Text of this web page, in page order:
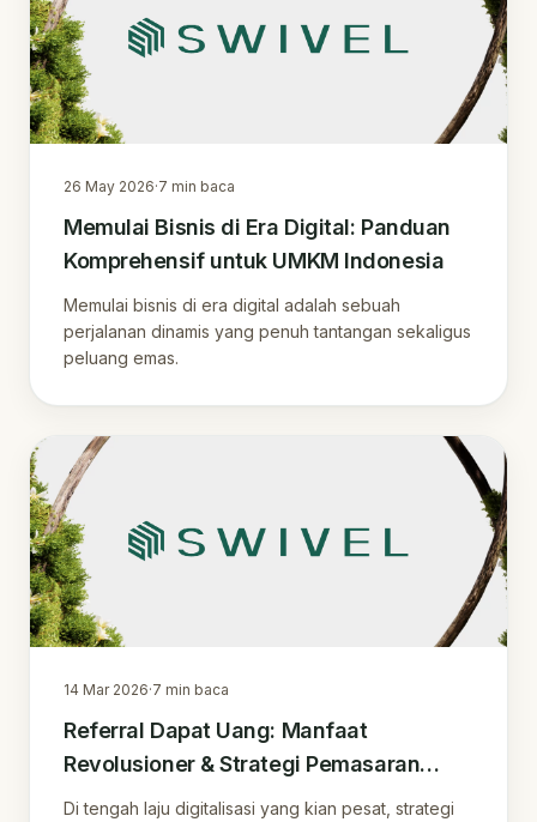
26 May 2026·7 min baca
Memulai Bisnis di Era Digital: Panduan
Komprehensif untuk UMKM Indonesia
Memulai bisnis di era digital adalah sebuah
perjalanan dinamis yang penuh tantangan sekaligus
peluang emas.
14 Mar 2026·7 min baca
Referral Dapat Uang: Manfaat
Revolusioner & Strategi Pemasaran
Terkini di Indonesia
Di tengah laju digitalisasi yang kian pesat, strategi